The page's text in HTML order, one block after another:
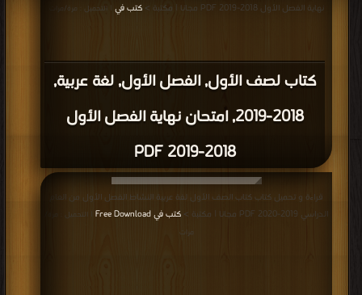
كتاب لصف الأول, الفصل الأول, لغة عربية,
2018-2019, امتحان نهاية الفصل الأول
2018-2019 PDF
نهاية الفصل الأول 2018-2019 PDF مجانا | مكتبة >
كتب في | التحميل : مرة/مرات
قراءة و تحميل كتاب كتاب الصف الأول لفة عربية النشاط الفصل الأول من العام
الدراسي 2019-2020 PDF مجانا | مكتبة >
كتب في Free Download
| التحميل : مرة/
مرات